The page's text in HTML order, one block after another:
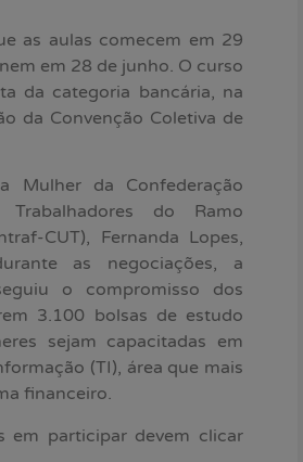
as aulas comecem em 29
em 28 de junho. O curso
da categoria bancária, na
da Convenção Coletiva de
Mulher da Confederação
do Ramo
CUT), Fernanda Lopes,
as negociações, a
o compromisso dos
3.100 bolsas de estudo
sejam capacitadas em
(TI), área que mais
financeiro.
em participar devem clicar